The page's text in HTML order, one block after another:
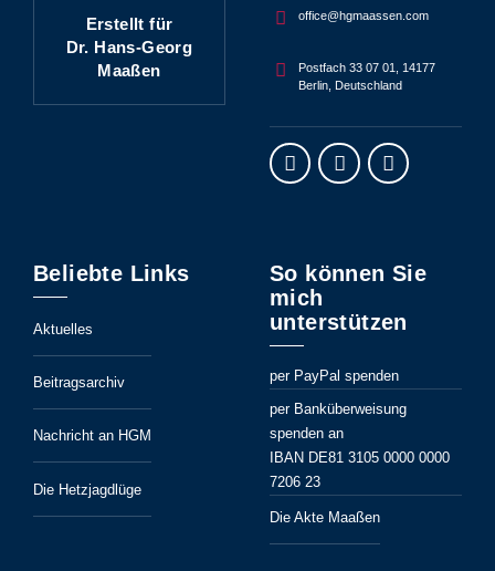
Erstellt für
Dr. Hans-Georg
Maaßen
office@hgmaassen.com
Postfach 33 07 01, 14177
Berlin, Deutschland
Beliebte Links
Aktuelles
Beitragsarchiv
Nachricht an HGM
Die Hetzjagdlüge
So können Sie
mich
unterstützen
per PayPal spenden
per Banküberweisung
spenden an
IBAN DE81 3105 0000 0000
7206 23
Die Akte Maaßen